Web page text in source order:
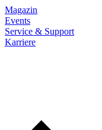
Magazin
Events
Service & Support
Karriere